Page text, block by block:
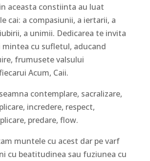
aceasta constiinta au luat
cai: a compasiunii, a iertarii, a
a unimii. Dedicarea te invita
cu sufletul, aducand
frumusete valsului
Acum, Caii.
contemplare, sacralizare,
incredere, respect,
predare, flow.
muntele cu acest dar pe varf
cu beatitudinea sau fuziunea cu